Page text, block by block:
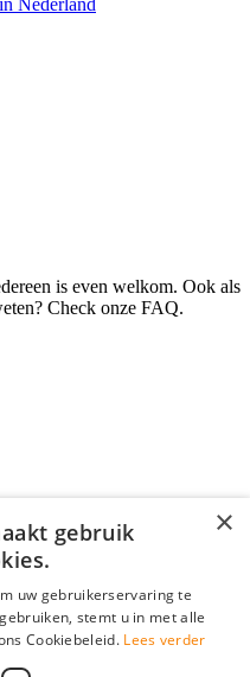
Nederland
is even welkom. Ook als
Check onze FAQ.
×
gebruik
uw gebruikerservaring te
stemt u in met alle
Cookiebeleid. Lees verder